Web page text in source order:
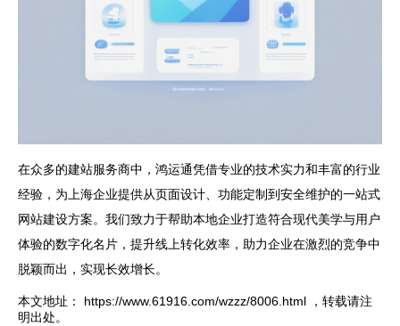
在众多的建站服务商中，鸿运通凭借专业的技术实力和丰富的行业
经验，为上海企业提供从页面设计、功能定制到安全维护的一站式
网站建设方案。我们致力于帮助本地企业打造符合现代美学与用户
体验的数字化名片，提升线上转化效率，助力企业在激烈的竞争中
脱颖而出，实现长效增长。
本文地址： https://www.61916.com/wzzz/8006.html
，转载请注
明出处。